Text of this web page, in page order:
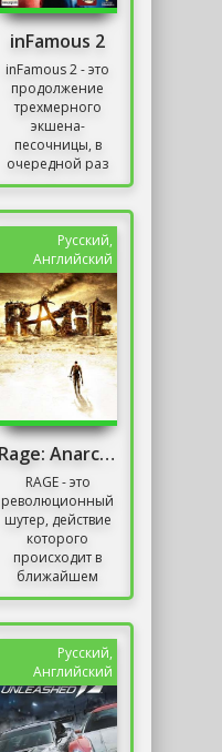
inFamous 2
inFamous 2 - это
продолжение
трехмерного
экшена-
песочницы, в
очередной раз
разработанного
попадаем в
большой...
Русский,
Английский
Rage: Anarchy Edition
RAGE - это
революционный
шутер, действие
которого
происходит в
ближайшем
будущем после
на поверхность
Земли. Вы
появляетесь...
Русский,
Английский